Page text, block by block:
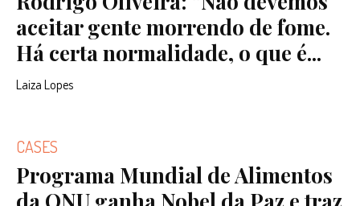
aceitar gente morrendo de fome.
Há certa normalidade, o que é...
Laiza Lopes
CASES
Programa Mundial de Alimentos